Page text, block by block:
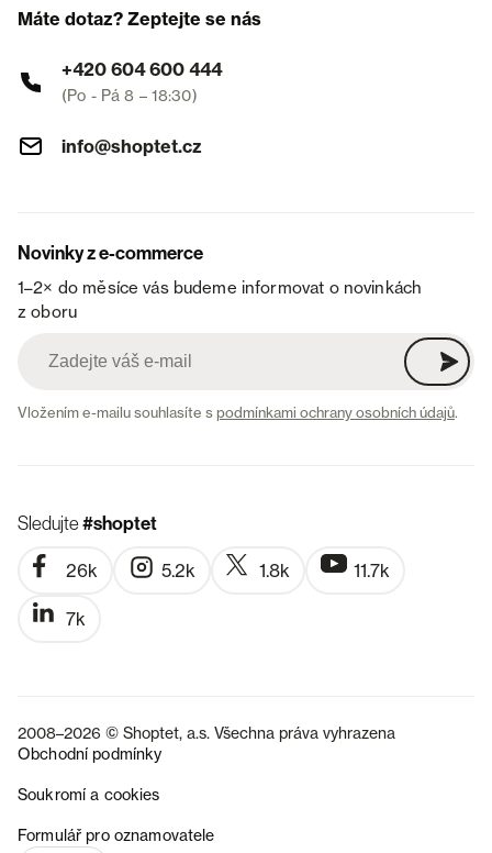
Máte dotaz? Zeptejte se nás
+420 604 600 444
(Po - Pá 8 – 18:30)
info@shoptet.cz
Novinky z e-commerce
1–2× do měsíce vás budeme informovat o novinkách
z oboru
Vložením e-mailu souhlasíte spodmínkami ochrany osobních údajů.
Sledujte#shoptet
26k 5.2k 1.8k 11.7k
7k
2008–2026 © Shoptet, a.s. Všechna práva vyhrazena
Obchodní podmínky
Soukromí a cookies
Formulář pro oznamovatele